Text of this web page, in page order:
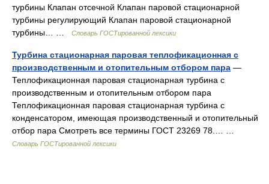
турбины Клапан отсечной Клапан паровой стационарной
турбины регулирующий Клапан паровой стационарной
турбины… …
Словарь ГОСТированной лексики
Турбина стационарная паровая теплофикационная с
производственным и отопительным отбором пара —
Теплофикационная паровая стационарная турбина с
производственным и отопительным отбором пара
Теплофикационная паровая стационарная турбина с
конденсатором, имеющая производственный и отопительный
отбор пара Смотреть все термины ГОСТ 23269 78.… …
Словарь ГОСТированной лексики